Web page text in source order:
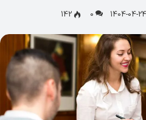
1404-04-24
0
142